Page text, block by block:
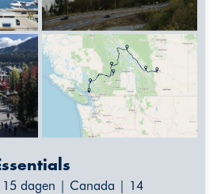
dagen | Canada | 14